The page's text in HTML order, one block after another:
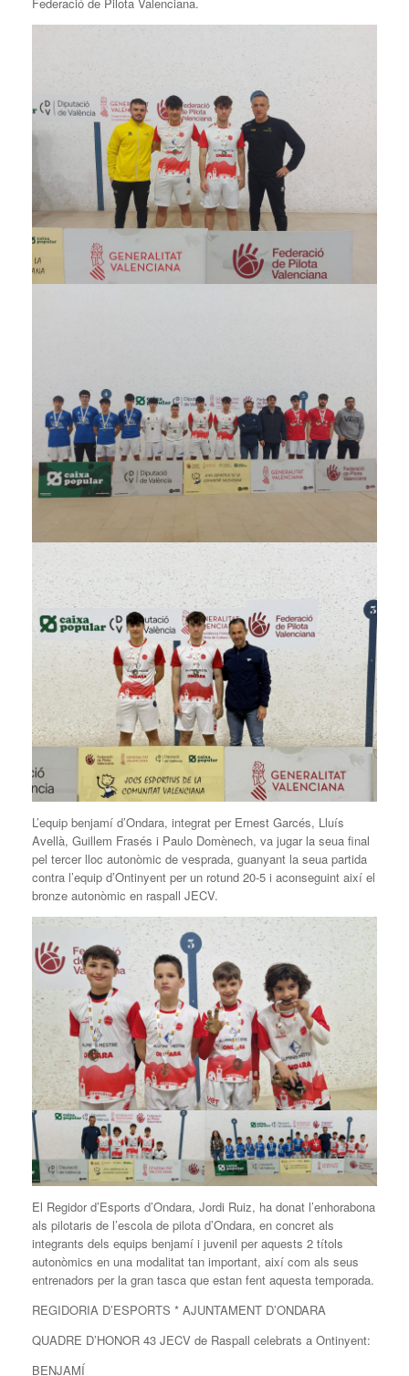
L’equip benjamí d’Ondara, integrat per Ernest Garcés, Lluís
Avellà, Guillem Frasés i Paulo Domènech, va jugar la seua final
pel tercer lloc autonòmic de vesprada, guanyant la seua partida
contra l’equip d’Ontinyent per un rotund 20-5 i aconseguint així el
bronze autonòmic en raspall JECV.
El Regidor d’Esports d’Ondara, Jordi Ruiz, ha donat l’enhorabona
als pilotaris de l’escola de pilota d’Ondara, en concret als
integrants dels equips benjamí i juvenil per aquests 2 títols
autonòmics en una modalitat tan important, així com als seus
entrenadors per la gran tasca que estan fent aquesta temporada.
REGIDORIA D’ESPORTS * AJUNTAMENT D’ONDARA
QUADRE D’HONOR 43 JECV de Raspall celebrats a Ontinyent:
BENJAMÍ